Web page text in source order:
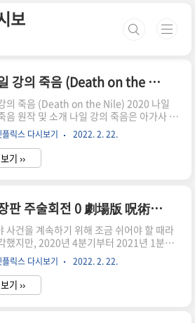
보
[영화/다시보기] 나일 강의 죽음 (Death on the Nile) 2020 1080p 한글자막 torrent
의 죽음 (Death on the Nile) 2020 나일
음 원작 및 소개 나일 강의 죽음은 아가사 크
의 소설 나일강의 죽음을 원작으로 한 영화
년 영화 오리엔트 특급 살인의 속편입니다.
의 죽음은 이미 1978년에 영화로 만들어졌
번에는 이 흥행에 성공했고 제작될 수 있었
과 형사 에르큘 포와로가 수사에 착수하지
의 살인 사건이 모든 승객을 충격과 혼란에
는 이야기입니다. 영화 간략 소개 나일 강의
독: 케너스 브래너 장르: 범죄, 드라마, 미스
급: 12세 이상 러닝타임: 127분 출시 날짜:
2월 9일 목차 나일강의-죽음-..
릭스 다시보기 2022. 2. 22.
기 ››
[영화/한글자막] 극장판 주술회전 0 劇場版 呪術廻戦 Jujutsu Kaisen: Zero.2021.1080p.torrent
사건을 계속하기 위해 조금 쉬어야 할 때라
했지만, 2020년 4분기부터 2021년 1분기
지막회는 2쿨 24화로 방영되었고, 동시에
주술회전 0권의 내용을 바탕으로 '주술회전
정되었습니다. 목차 극장판-주술회전0-영
라마 다시보기 관련 주의사항 극장판주술
릭스 다시보기 2022. 2. 22.
기 ››